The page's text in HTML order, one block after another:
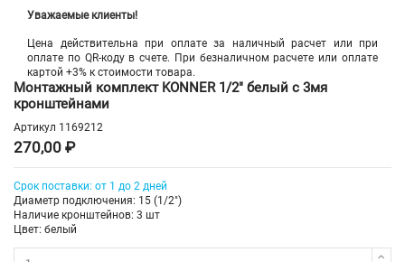
Уважаемые клиенты!
Цена действительна при оплате за наличный расчет или при
оплате по QR-коду в счете. При безналичном расчете или оплате
картой +3% к стоимости товара.
Монтажный комплект KONNER 1/2" белый c 3мя
кронштейнами
Артикул 1169212
270,00 ₽
Срок поставки: от 1 до 2 дней
Диаметр подключения: 15 (1/2")
Наличие кронштейнов: 3 шт
Цвет: белый